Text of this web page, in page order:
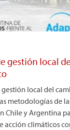
gestión local
gestión local del
metodologías de
Chile y Argentina
acción climáticos